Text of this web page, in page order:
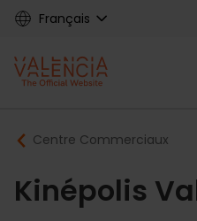
Skip
content
Français
Main
navigation
Breadcrumb
Centre Commerciaux
Kinépolis